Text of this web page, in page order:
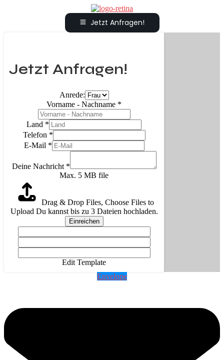
Jetzt Anfragen!
Jetzt Anfragen!
Anrede:
Vorname - Nachname *
Land *
Telefon *
E-Mail *
Deine Nachricht *
Max. 5 MB file
Drag & Drop Files, Choose Files to
Upload Du kannst bis zu 3 Dateien hochladen.
Einreichen
Edit Template
Envelope